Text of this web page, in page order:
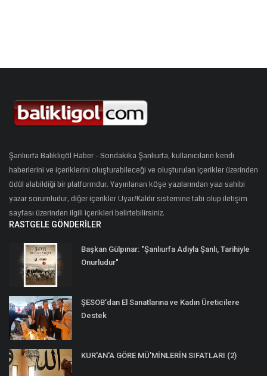
Şanlıurfa Balıklıgöl Haber - Sondakika Şanlıurfa, kullanıcıların kendi
haberlerini ve içeriklerini oluşturabileceği ve oluşturulan içerikler üzerinden
ödül alabildiği bir platformdur. Yayınlanan köşe yazılarından yazı sahibi
yazar sorumludur, diğer içerikler Uyar/Kaldır sistemine tabi olup iletişim
sayfası üzerinden ilgili içerikleri belirtebilirsiniz.
RASTGELE GÖNDERILER
Başkan Gülpınar: "Şanlıurfa Adıyla Şanlı, Tarihiyle
Onurludur"
ŞESOB’dan El Sanatlarına ve Kadın Üreticilere
Destek
KUR'AN'A GÖRE MÜ'MİNLERİN SIFATLARI (2)